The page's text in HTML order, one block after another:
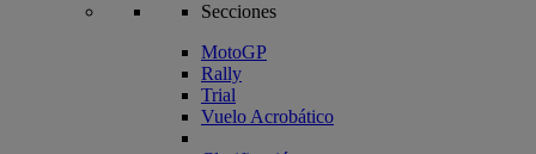
Secciones
MotoGP
Rally
Trial
Vuelo Acrobático